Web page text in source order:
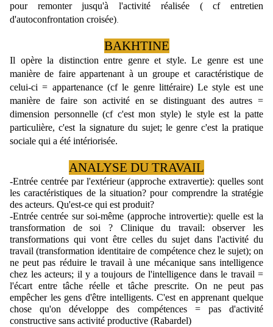
pour remonter jusqu'à l'activité réalisée ( cf entretien
d'autoconfrontation croisée)
BAKHTINE
Il opère la distinction entre genre et style. Le genre est une
manière de faire appartenant à un groupe et caractéristique de
celui-ci = appartenance (cf le genre littéraire) Le style est une
manière de faire son activité en se distinguant des autres =
dimension personnelle (cf c'est mon style) le style est la patte
particulière, c'est la signature du sujet; le genre c'est la pratique
sociale qui a été intériorisée.
ANALYSE DU TRAVAIL
-Entrée centrée par l'extérieur (approche extravertie): quelles sont
les caractéristiques de la situation? pour comprendre la stratégie
des acteurs. Qu'est-ce qui est produit?
-Entrée centrée sur soi-même (approche introvertie): quelle est la
transformation de soi ? Clinique du travail: observer les
transformations qui vont être celles du sujet dans l'activité du
travail (transformation identitaire de compétence chez le sujet); on
ne peut pas réduire le travail à une mécanique sans intelligence
chez les acteurs; il y a toujours de l'intelligence dans le travail =
l'écart entre tâche réelle et tâche prescrite. On ne peut pas
empêcher les gens d'être intelligents. C'est en apprenant quelque
chose qu'on développe des compétences = pas d'activité
constructive sans activité productive (Rabardel)